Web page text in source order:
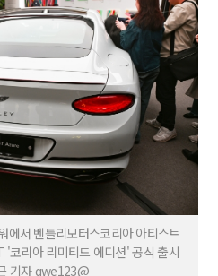
에서 벤틀리모터스코리아 아티스트
'코리아 리미티드 에디션' 공식 출시
기자 qwe123@